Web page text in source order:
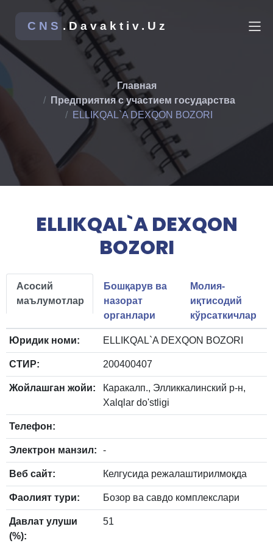
CNS .Davaktiv.Uz
Главная
Предприятия с участием государства
ELLIKQAL`A DEXQON BOZORI
ELLIKQAL`A DEXQON
BOZORI
Асосий
маълумотлар
Бошқарув ва
назорат
органлари
Молия-
иқтисодий
кўрсаткичлар
Юридик номи: ELLIKQAL`A DEXQON BOZORI
СТИР: 200400407
Жойлашган жойи:
Каракалп., Элликкалинский р-н,
Xalqlar do'stligi
Телефон:
Электрон манзил: -
Веб сайт: Келгусида режалаштирилмоқда
Фаолият тури: Бозор ва савдо комплекслари
Давлат улуши
(%):
51